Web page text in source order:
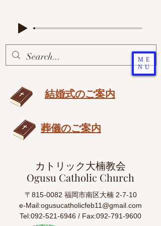
ME
NU
結婚式のご案内
葬儀のご案内
カトリック大楠教会
Ogusu Catholic Church
〒815-0082 福岡市南区大楠 2-7-10
e-Mail:ogusucatholicfeb11@gmail.com
Tel:092-521-6946 / Fax:092-791-9600